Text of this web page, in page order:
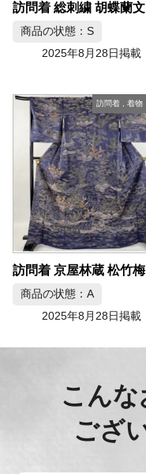
商品の状態：S
2025年8月28日掲載
訪問着, 着物
訪
商品の状態：A
2025年8月28日掲載
こん
ござ